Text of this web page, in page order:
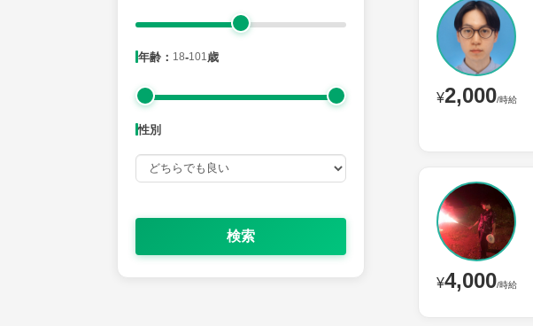
年齢： 18-101 歳
性別
検索
¥2,000/時給
¥4,000/時給
年齢：18-101歳